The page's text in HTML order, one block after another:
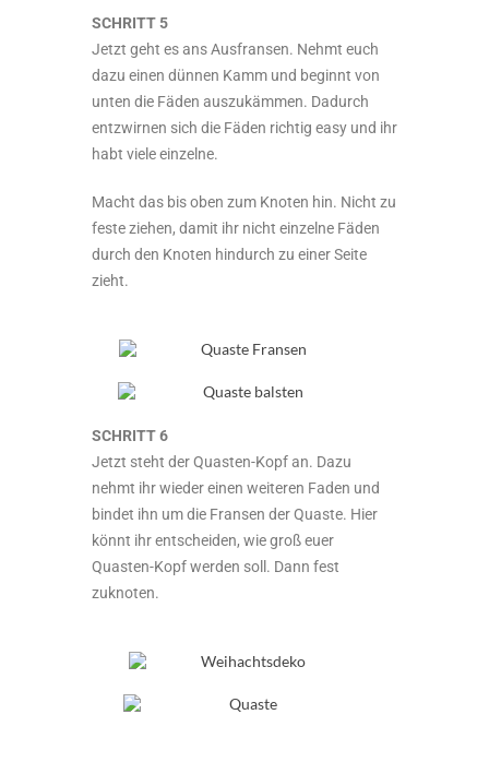
SCHRITT 5
Jetzt geht es ans Ausfransen. Nehmt euch
dazu einen dünnen Kamm und beginnt von
unten die Fäden auszukämmen. Dadurch
entzwirnen sich die Fäden richtig easy und ihr
habt viele einzelne.
Macht das bis oben zum Knoten hin. Nicht zu
feste ziehen, damit ihr nicht einzelne Fäden
durch den Knoten hindurch zu einer Seite
zieht.
SCHRITT 6
Jetzt steht der Quasten-Kopf an. Dazu
nehmt ihr wieder einen weiteren Faden und
bindet ihn um die Fransen der Quaste. Hier
könnt ihr entscheiden, wie groß euer
Quasten-Kopf werden soll. Dann fest
zuknoten.